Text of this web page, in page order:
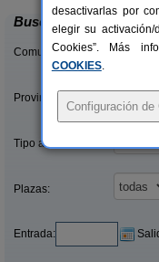
Buscar
Comunidades:
Provincias/Islas:
Tipo alquiler:
Plazas:
Entrada:
desactivarlas por
elegir su activación/
Cookies”. Más
COOKIES.